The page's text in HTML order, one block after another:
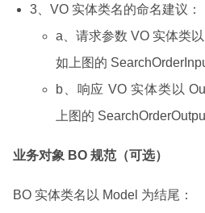
3、VO 实体类名的命名建议：
a、请求参数 VO 实体类
如上图的
b、响应 VO 实体类以
上图的
业务对象 BO 规范（可选）
BO 实体类名以 Model 为结尾：